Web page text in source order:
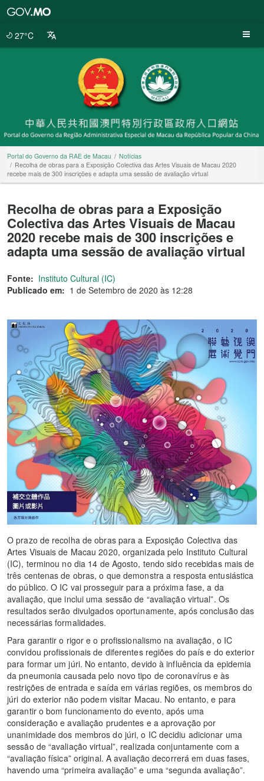
27°C
Portal do Governo da RAE de Macau
Notícias
Recolha de obras para a Exposição Colectiva das Artes Visuais de Macau 2020
recebe mais de 300 inscrições e adapta uma sessão de avaliação virtual
Recolha de obras para a Exposição
Colectiva das Artes Visuais de Macau
2020 recebe mais de 300 inscrições e
adapta uma sessão de avaliação virtual
Fonte: Instituto Cultural (IC)
Publicado em: 1 de Setembro de 2020 às 12:28
O prazo de recolha de obras para a Exposição Colectiva das
Artes Visuais de Macau 2020, organizada pelo Instituto Cultural
(IC), terminou no dia 14 de Agosto, tendo sido recebidas mais de
três centenas de obras, o que demonstra a resposta entusiástica
do público. O IC vai prosseguir para a próxima fase, a da
avaliação, que inclui uma sessão de “avaliação virtual”. Os
resultados serão divulgados oportunamente, após conclusão das
necessárias formalidades.
Para garantir o rigor e o profissionalismo na avaliação, o IC
convidou profissionais de diferentes regiões do país e do exterior
para formar um júri. No entanto, devido à influência da epidemia
da pneumonia causada pelo novo tipo de coronavírus e às
restrições de entrada e saída em várias regiões, os membros do
júri do exterior não podem visitar Macau. No entanto, e para
garantir o bom funcionamento do evento, após uma
consideração e avaliação prudentes e a aprovação por
unanimidade dos membros do júri, o IC decidiu adicionar uma
sessão de “avaliação virtual”, realizada conjuntamente com a
“avaliação física” original. A avaliação decorrerá em duas fases,
havendo uma “primeira avaliação” e uma “segunda avaliação”.